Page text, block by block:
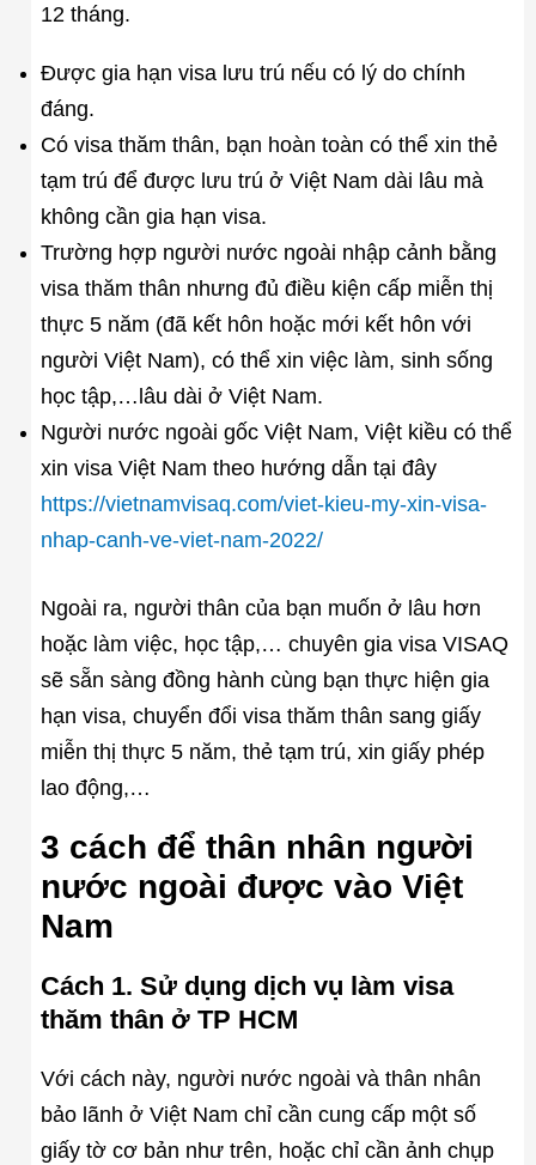
12 tháng.
Được gia hạn visa lưu trú nếu có lý do chính
đáng.
Có visa thăm thân, bạn hoàn toàn có thể xin thẻ
tạm trú để được lưu trú ở Việt Nam dài lâu mà
không cần gia hạn visa.
Trường hợp người nước ngoài nhập cảnh bằng
visa thăm thân nhưng đủ điều kiện cấp miễn thị
thực 5 năm (đã kết hôn hoặc mới kết hôn với
người Việt Nam), có thể xin việc làm, sinh sống
học tập,…lâu dài ở Việt Nam.
Người nước ngoài gốc Việt Nam, Việt kiều có thể
xin visa Việt Nam theo hướng dẫn tại đây
https://vietnamvisaq.com/viet-kieu-my-xin-visa-
nhap-canh-ve-viet-nam-2022/
Ngoài ra, người thân của bạn muốn ở lâu hơn
hoặc làm việc, học tập,… chuyên gia visa VISAQ
sẽ sẵn sàng đồng hành cùng bạn thực hiện gia
hạn visa, chuyển đổi visa thăm thân sang giấy
miễn thị thực 5 năm, thẻ tạm trú, xin giấy phép
lao động,…
3 cách để thân nhân người
nước ngoài được vào Việt
Nam
Cách 1. Sử dụng dịch vụ làm visa
thăm thân ở TP HCM
Với cách này, người nước ngoài và thân nhân
bảo lãnh ở Việt Nam chỉ cần cung cấp một số
giấy tờ cơ bản như trên, hoặc chỉ cần ảnh chụp